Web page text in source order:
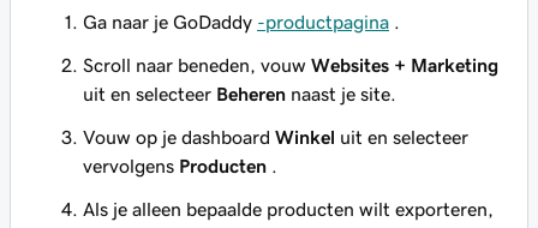
Ga naar je GoDaddy -productpagina
Scroll naar beneden, vouw Websites + Marketing
uit en selecteer Beheren naast je site.
Vouw op je dashboard Winkel uit en selecteer
vervolgens Producten
Als je alleen bepaalde producten wilt exporteren,